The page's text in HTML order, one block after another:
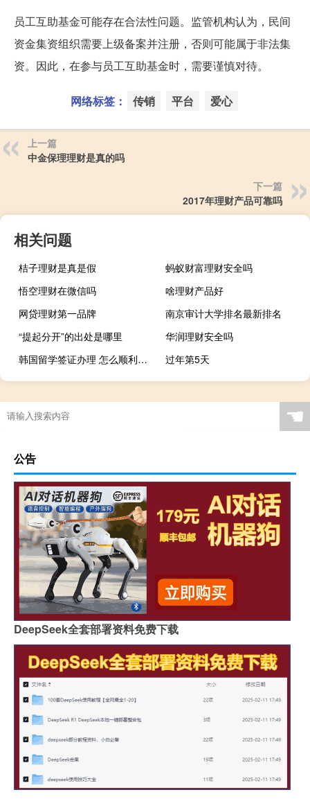
员工互助基金可能存在合法性问题。监管机构认为，民间
资金集资组织需要上级备案并注册，否则可能属于非法集
资。因此，在参与员工互助基金时，需要谨慎对待。
网络标签： 传销 平台 爱心
上一篇
中金保理理财是真的吗
下一篇
2017年理财产品可靠吗
相关问题
桔子理财是真是假
蚂蚁财富理财安全吗
悟空理财在微信吗
啥理财产品好
网贷理财第一品牌
南京审计大学排名最新排名
“提起分开”的出处是哪里
华润理财安全吗
韩国留学签证办理 怎么顺利办理签证
过年第5天
☚
公告
DeepSeek全套部署资料免费下载